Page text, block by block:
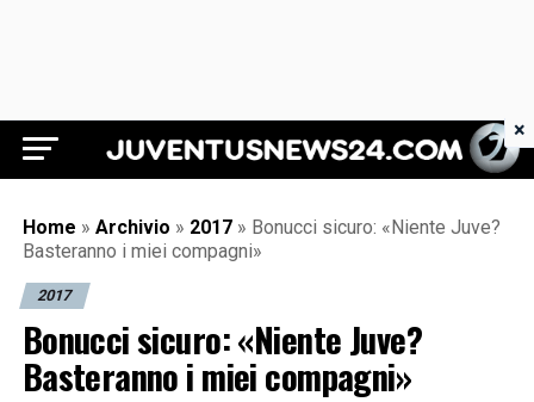
Juventus News 24
Home » Archivio » 2017 » Bonucci sicuro: «Niente Juve?
Basteranno i miei compagni»
2017
Bonucci sicuro: «Niente Juve?
Basteranno i miei compagni»
×